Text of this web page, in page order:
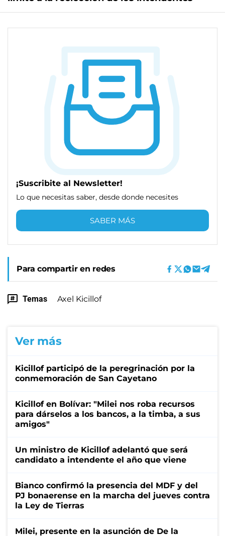
¡Suscribite al Newsletter!
Lo que necesitas saber, desde donde necesites
SABER MÁS
Para compartir en redes
Temas Axel Kicillof
Ver más
Kicillof participó de la peregrinación por la
conmemoración de San Cayetano
Kicillof en Bolívar: "Milei nos roba recursos
para dárselos a los bancos, a la timba, a sus
amigos"
Un ministro de Kicillof adelantó que será
candidato a intendente el año que viene
Bianco confirmó la presencia del MDF y del
PJ bonaerense en la marcha del jueves contra
la Ley de Tierras
Milei, presente en la asunción de De la